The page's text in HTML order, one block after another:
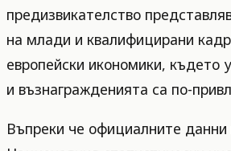
предизвикателство
на млади и квалифицирани
европейски икономики, където
и възнагражденията са по-
Въпреки че официалните данни